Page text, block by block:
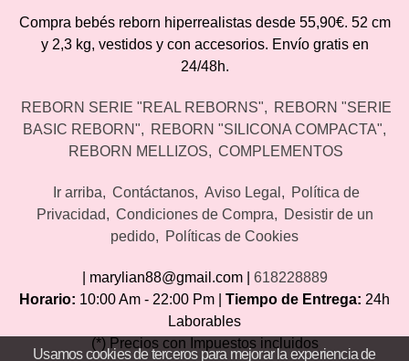
Compra bebés reborn hiperrealistas desde 55,90€. 52 cm
y 2,3 kg, vestidos y con accesorios. Envío gratis en
24/48h.
REBORN SERIE "REAL REBORNS"
REBORN "SERIE
BASIC REBORN"
REBORN "SILICONA COMPACTA"
REBORN MELLIZOS
COMPLEMENTOS
Ir arriba Contáctanos Aviso Legal
Política de
Privacidad
Condiciones de Compra
Desistir de un
pedido
Políticas de Cookies
| marylian88@gmail.com | 618228889
Horario: 10:00 Am - 22:00 Pm | Tiempo de Entrega: 24h
Laborables
(*) Precios con Impuestos incluidos
Usamos cookies de terceros para mejorar la experiencia de